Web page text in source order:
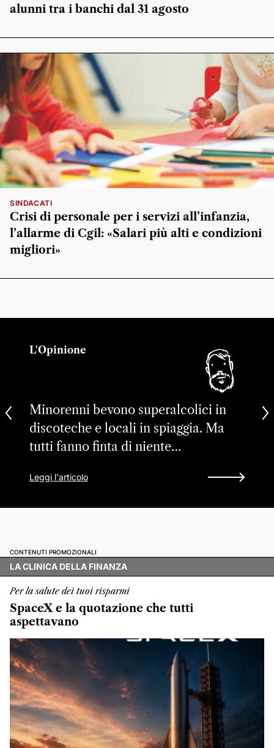
alunni tra i banchi dal 31 agosto
SINDACATI
Crisi di personale per i servizi all’infanzia,
l’allarme di Cgil: «Salari più alti e condizioni
migliori»
L'Opinione
Minorenni bevono superalcolici in
discoteche e locali in spiaggia. Ma
tutti fanno finta di niente…
Leggi l'articolo
CONTENUTI PROMOZIONALI
LA CLINICA DELLA FINANZA
Per la salute dei tuoi risparmi
SpaceX e la quotazione che tutti
aspettavano